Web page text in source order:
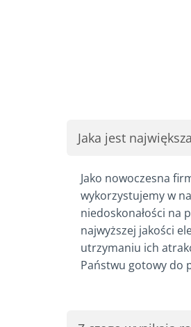
Jaka jest
Jako nowoczesna
wykorzystujemy w
niedoskonałości na
najwyższej jakości
utrzymaniu ich
Państwu gotowy do